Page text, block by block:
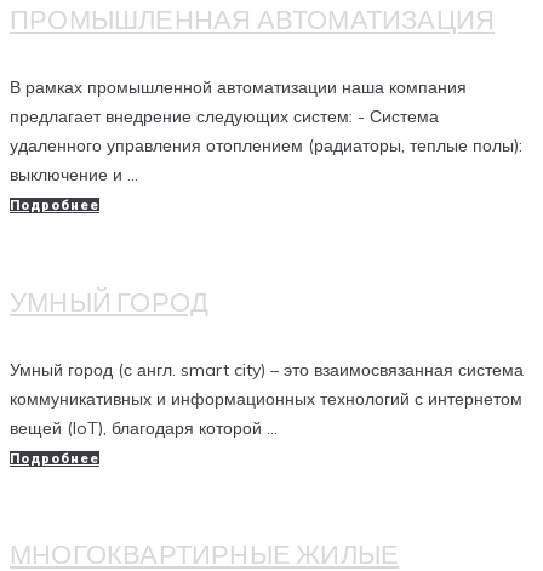
ПРОМЫШЛЕННАЯ АВТОМАТИЗАЦИЯ
В рамках промышленной автоматизации наша компания
предлагает внедрение следующих систем: - Система
удаленного управления отоплением (радиаторы, теплые полы):
выключение и ...
Подробнее
УМНЫЙ ГОРОД
Умный город (с англ. smart city) – это взаимосвязанная система
коммуникативных и информационных технологий с интернетом
вещей (IoT), благодаря которой ...
Подробнее
МНОГОКВАРТИРНЫЕ ЖИЛЫЕ